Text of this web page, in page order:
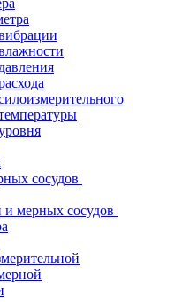
сосудов
и мерных сосудов